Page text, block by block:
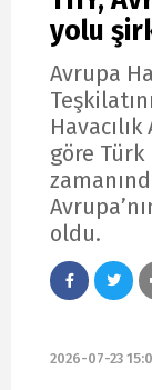
yolu
Avrupa
göre Türk
oldu.
2026-07-23